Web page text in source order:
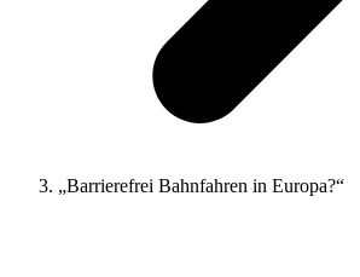
„Barrierefrei Bahnfahren in Europa?“